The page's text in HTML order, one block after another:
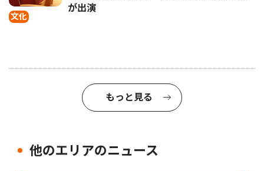
文化
が出演
もっと見る
他のエリアのニュース